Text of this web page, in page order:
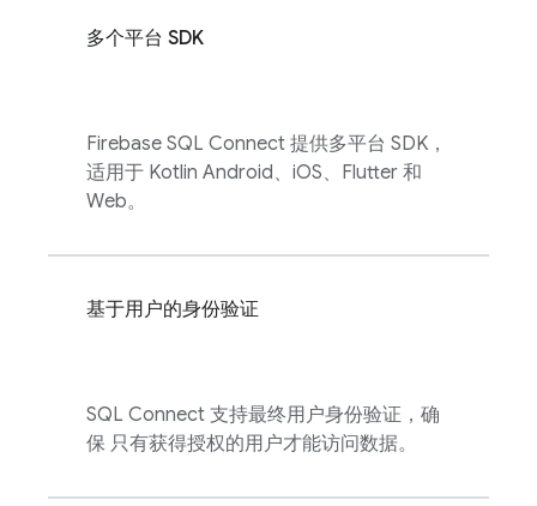
多个平台 SDK
Firebase SQL Connect 提供多平台 SDK，
适用于 Kotlin Android、iOS、Flutter 和
Web。
基于用户的身份验证
SQL Connect 支持最终用户身份验证，确
保 只有获得授权的用户才能访问数据。